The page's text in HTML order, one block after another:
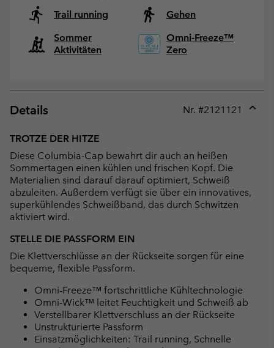
Trail running
Gehen
Sommer
Aktivitäten
Omni-Freeze™
Zero
Details Nr. #2121121
TROTZE DER HITZE
Diese Columbia-Cap bewahrt dir auch an heißen
Sommertagen einen kühlen und frischen Kopf. Die
Materialien sind darauf darauf optimiert, Schweiß
abzuleiten. Außerdem verfügt sie über ein innovatives,
superkühlendes Schweißband, das durch Schwitzen
aktiviert wird.
STELLE DIE PASSFORM EIN
Die Klettverschlüsse an der Rückseite sorgen für eine
bequeme, flexible Passform.
Omni-Freeze™ fortschrittliche Kühltechnologie
Omni-Wick™ leitet Feuchtigkeit und Schweiß ab
Verstellbarer Klettverschluss an der Rückseite
Unstrukturierte Passform
Einsatzmöglichkeiten: Trail running, Schnelle